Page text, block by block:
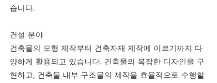
습니다.
건설 분야
건축물의 모형 제작부터 건축자재 제작에 이르기까지 다
양하게 활용되고 있습니다. 건축물의 복잡한 디자인을 구
현하고, 건축물 내부 구조물의 제작을 효율적으로 수행할